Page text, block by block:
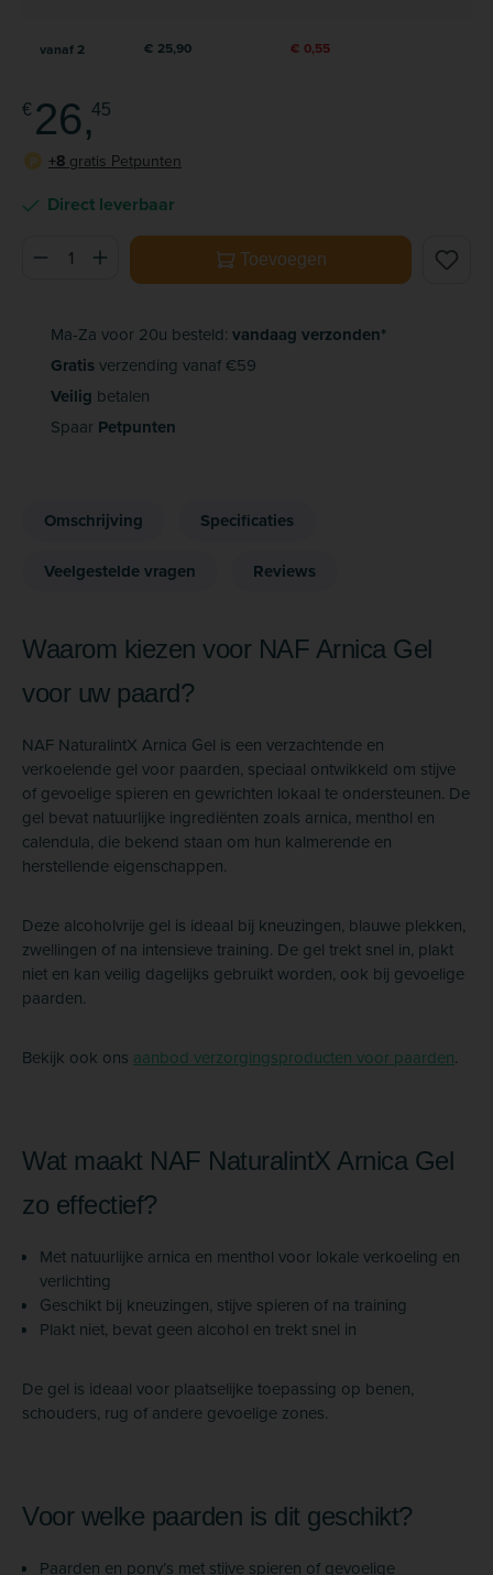
Direct leverbaar
vanaf 2 € 25,90 € 0,55
€ 26,45
Producthoeveelheid: Voer de gewenste hoeveelheid in of
Toevoegen
P +8 gratis Petpunten
Ma-Za voor 20u besteld: vandaag verzonden*
Gratisverzending vanaf €59
Veilig betalen
Spaar Petpunten
Omschrijving Specificaties
Veelgestelde vragen Reviews
Waarom kiezen voor NAF Arnica Gel
voor uw paard?
NAF NaturalintX Arnica Gel is een verzachtende en
verkoelende gel voor paarden, speciaal ontwikkeld om stijve
of gevoelige spieren en gewrichten lokaal te ondersteunen. De
gel bevat natuurlijke ingrediënten zoals arnica, menthol en
calendula, die bekend staan om hun kalmerende en
herstellende eigenschappen.
Deze alcoholvrije gel is ideaal bij kneuzingen, blauwe plekken,
zwellingen of na intensieve training. De gel trekt snel in, plakt
niet en kan veilig dagelijks gebruikt worden, ook bij gevoelige
paarden.
Bekijk ook ons aanbod verzorgingsproducten voor paarden.
Wat maakt NAF NaturalintX Arnica Gel
zo effectief?
Met natuurlijke arnica en menthol voor lokale verkoeling en
verlichting
Geschikt bij kneuzingen, stijve spieren of na training
Plakt niet, bevat geen alcohol en trekt snel in
De gel is ideaal voor plaatselijke toepassing op benen,
schouders, rug of andere gevoelige zones.
Voor welke paarden is dit geschikt?
Paarden en pony’s met stijve spieren of gevoelige